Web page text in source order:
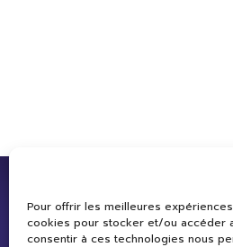
Pour offrir les meilleures
cookies pour stocker et/ou accéder
consentir à ces technologies nous